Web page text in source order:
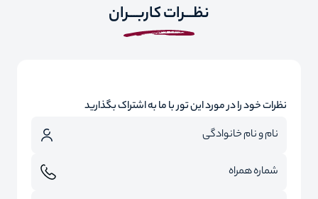
نظـــرات کاربـــران
نظرات خود را در مورد این تور با ما به اشتراک بگذارید